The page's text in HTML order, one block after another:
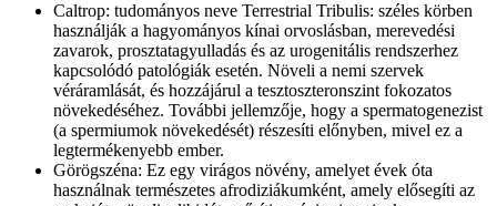
Caltrop: tudományos neve Terrestrial Tribulis: széles körben
használják a hagyományos kínai orvoslásban, merevedési
zavarok, prosztatagyulladás és az urogenitális rendszerhez
kapcsolódó patológiák esetén. Növeli a nemi szervek
véráramlását, és hozzájárul a tesztoszteronszint fokozatos
növekedéséhez. További jellemzője, hogy a spermatogenezist
(a spermiumok növekedését) részesíti előnyben, mivel ez a
legtermékenyebb ember.
Görögszéna: Ez egy virágos növény, amelyet évek óta
használnak természetes afrodiziákumként, amely elősegíti az